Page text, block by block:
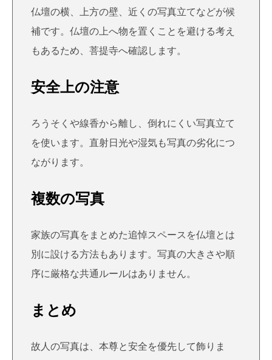
仏壇の横、上方の壁、近くの写真立てなどが候
補です。仏壇の上へ物を置くことを避ける考え
もあるため、菩提寺へ確認します。
安全上の注意
ろうそくや線香から離し、倒れにくい写真立て
を使います。直射日光や湿気も写真の劣化につ
ながります。
複数の写真
家族の写真をまとめた追悼スペースを仏壇とは
別に設ける方法もあります。写真の大きさや順
序に厳格な共通ルールはありません。
まとめ
故人の写真は、本尊と安全を優先して飾りま